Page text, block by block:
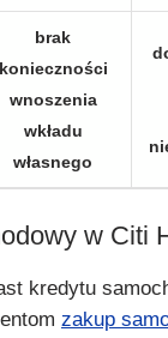
brak
konieczności
wnoszenia
wkładu
własnego
w Citi
kredytu
zakup